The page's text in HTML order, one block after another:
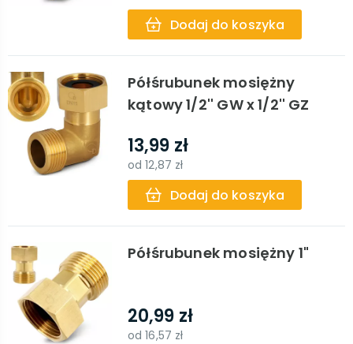
Dodaj do koszyka
Półśrubunek mosiężny
kątowy 1/2'' GW x 1/2'' GZ
13,99 zł
od12,87 zł
Dodaj do koszyka
Półśrubunek mosiężny 1"
20,99 zł
od16,57 zł